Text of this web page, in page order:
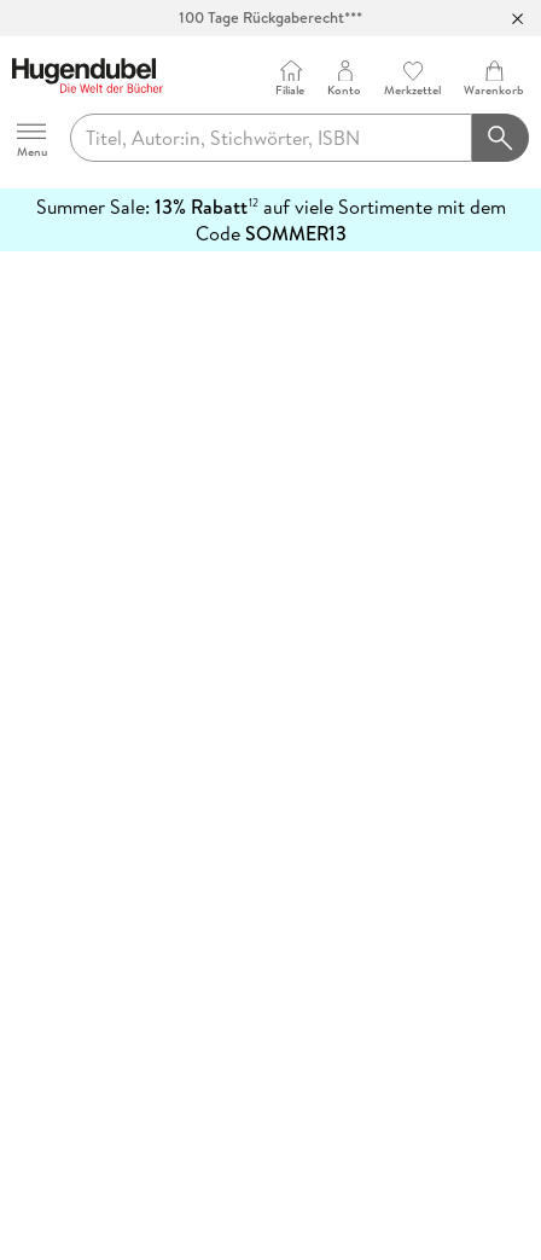
100 Tage Rückgaberecht***
Hugendubel
Menu
Filiale Konto Merkzettel Warenkorb
Summer Sale: 13% Rabatt12auf viele Sortimente mit dem
CodeSOMMER13
erfahren